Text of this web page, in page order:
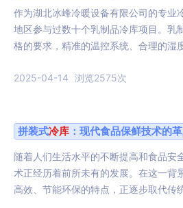
作为湖北冰峰冷暖设备有限公司的专业
地区参与过数十个乳制品冷库项目。乳
格的要求，精准的温控系统、合理的湿
2025-04-14 浏览2575次
拼装式冷库 ：现代食品保鲜技术的
随着人们生活水平的不断提高和食品安
术正经历着前所未有的发展。在这一背
高效、节能环保的特点，正逐步取代传